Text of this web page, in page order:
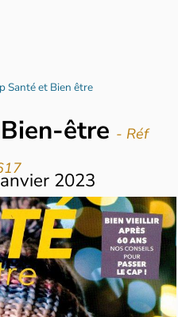
Santé et Bien être
être - Réf
2023